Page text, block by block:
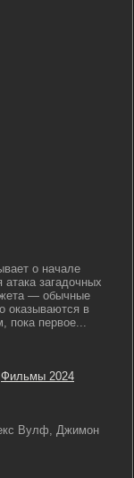
о начале
загадочных
— обычные
оказываются в
пока первое...
Фильмы 2024
Вулф, Джимон